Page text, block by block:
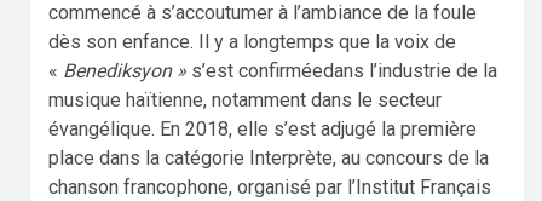
commencé à s’accoutumer à l’ambiance de la foule
dès son enfance. Il y a longtemps que la voix de
« Benediksyon » s’est confirméedans l’industrie de la
musique haïtienne, notamment dans le secteur
évangélique. En 2018, elle s’est adjugé la première
place dans la catégorie Interprète, au concours de la
chanson francophone, organisé par l’Institut Français